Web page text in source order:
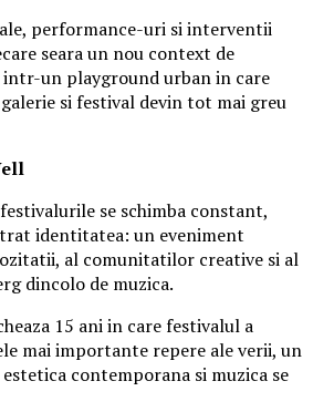
performance-uri si interventii
seara un nou context de
un playground urban in care
si festival devin tot mai greu
se schimba constant,
identitatea: un eveniment
al comunitatilor creative si al
dincolo de muzica.
15 ani in care festivalul a
mai importante repere ale verii, un
contemporana si muzica se